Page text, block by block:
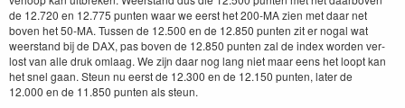
de 12.720 en 12.775 pun­ten waar we eerst het200-MAzien met daar net
boven het50-MA. Tussen de 12.500 en de 12.850 pun­ten zit er nogal wat
weer­stand bij de DAX, pas boven de 12.850 pun­ten zal de index wor­den ver­
lost van alle druk omlaag. We zijn daar nog lang niet maar eens het loopt kan
het snel gaan. Ste­un nu eerst de 12.300 en de 12.150 pun­ten, lat­er de
12.000 en de 11.850 pun­ten als steun.